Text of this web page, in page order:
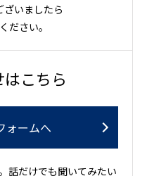
いましたら
ださい。
こちら
ォームへ
話だけでも聞いてみたい